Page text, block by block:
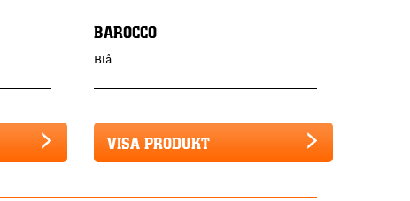
BAROCCO
Blå
VISA PRODUKT